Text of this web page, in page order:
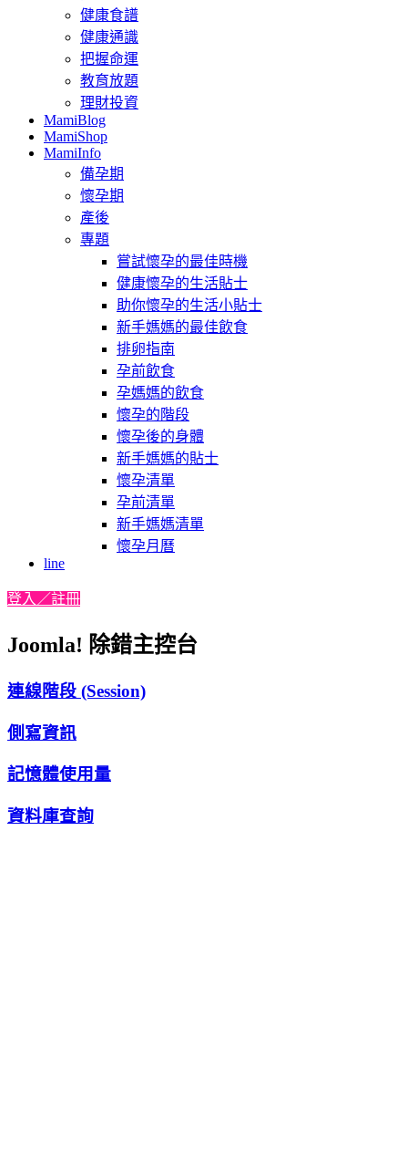
健康食譜
健康通識
把握命運
教育放題
理財投資
MamiBlog
MamiShop
MamiInfo
備孕期
懷孕期
產後
專題
嘗試懷孕的最佳時機
健康懷孕的生活貼士
助你懷孕的生活小貼士
新手媽媽的最佳飲食
排卵指南
孕前飲食
孕媽媽的飲食
懷孕的階段
懷孕後的身體
新手媽媽的貼士
懷孕清單
孕前清單
新手媽媽清單
懷孕月曆
line
登入／註冊
Joomla! 除錯主控台
連線階段 (Session)
側寫資訊
記憶體使用量
資料庫查詢